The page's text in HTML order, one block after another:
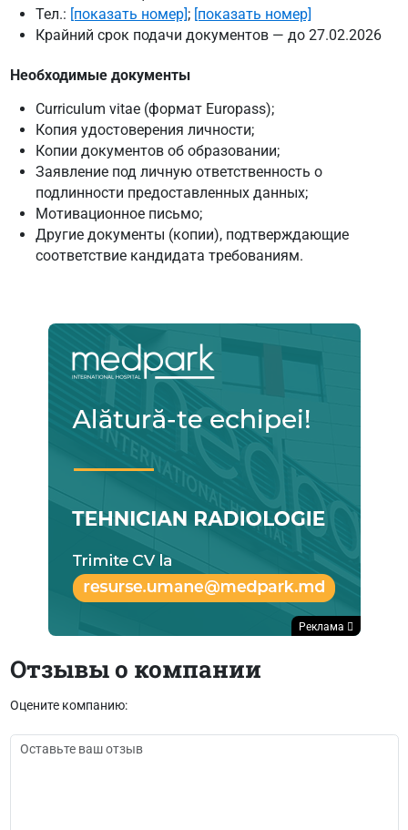
Тел.: [показать номер]; [показать номер]
Крайний срок подачи документов — до 27.02.2026
Необходимые документы
Curriculum vitae (формат Europass);
Копия удостоверения личности;
Копии документов об образовании;
Заявление под личную ответственность о
подлинности предоставленных данных;
Мотивационное письмо;
Другие документы (копии), подтверждающие
соответствие кандидата требованиям.
Реклама
Отзывы о компании
Оцените компанию: